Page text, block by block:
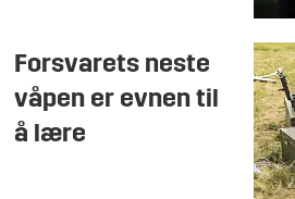
Forsvarets neste
våpen er evnen til
å lære